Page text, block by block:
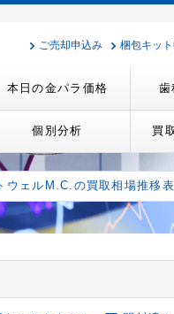
ご売却申込み 梱包キッ
本日の金パラ価格 歯
個別分析 買
ウェルM.C.の買取相場推移表